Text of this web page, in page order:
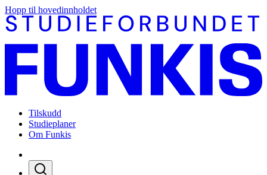
Hopp til hovedinnholdet
Tilskudd
Studieplaner
Om Funkis